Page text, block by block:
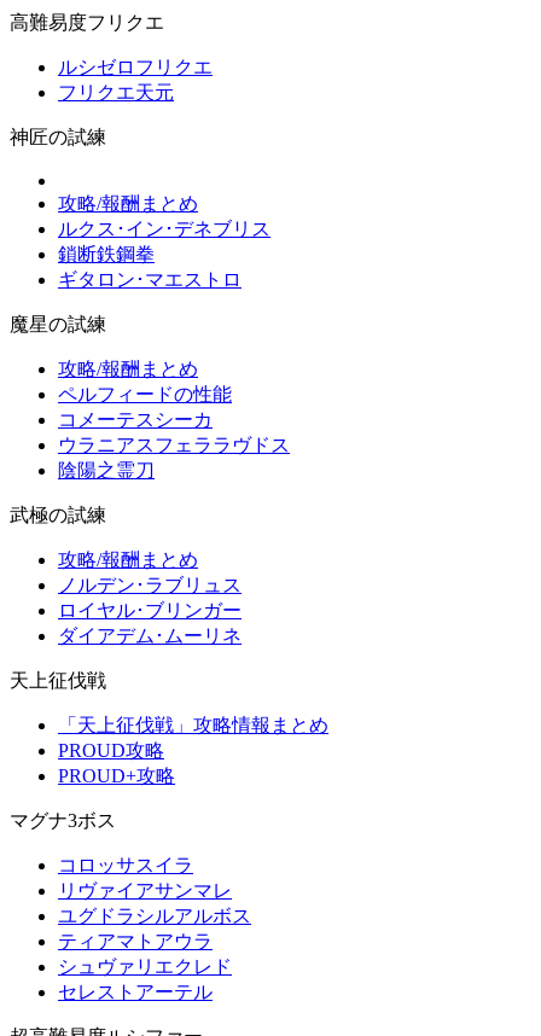
高難易度フリクエ
ルシゼロフリクエ
フリクエ天元
神匠の試練
攻略/報酬まとめ
ルクス･イン･デネブリス
鎖断鉄鋼拳
ギタロン･マエストロ
魔星の試練
攻略/報酬まとめ
ペルフィードの性能
コメーテスシーカ
ウラニアスフェララヴドス
陰陽之霊刀
武極の試練
攻略/報酬まとめ
ノルデン･ラブリュス
ロイヤル･ブリンガー
ダイアデム･ムーリネ
天上征伐戦
「天上征伐戦」攻略情報まとめ
PROUD攻略
PROUD+攻略
マグナ3ボス
コロッサスイラ
リヴァイアサンマレ
ユグドラシルアルボス
ティアマトアウラ
シュヴァリエクレド
セレストアーテル